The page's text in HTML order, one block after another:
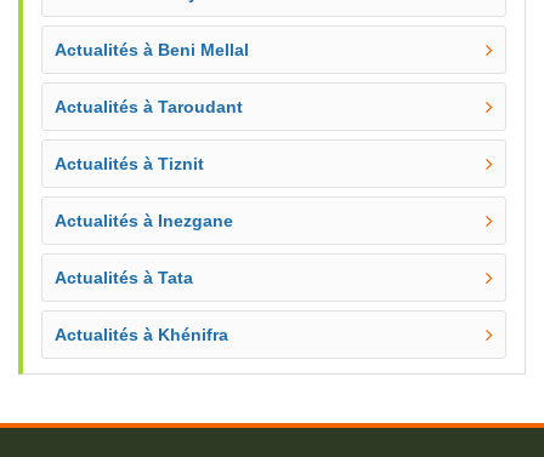
Actualités à Beni Mellal
Actualités à Taroudant
Actualités à Tiznit
Actualités à Inezgane
Actualités à Tata
Actualités à Khénifra